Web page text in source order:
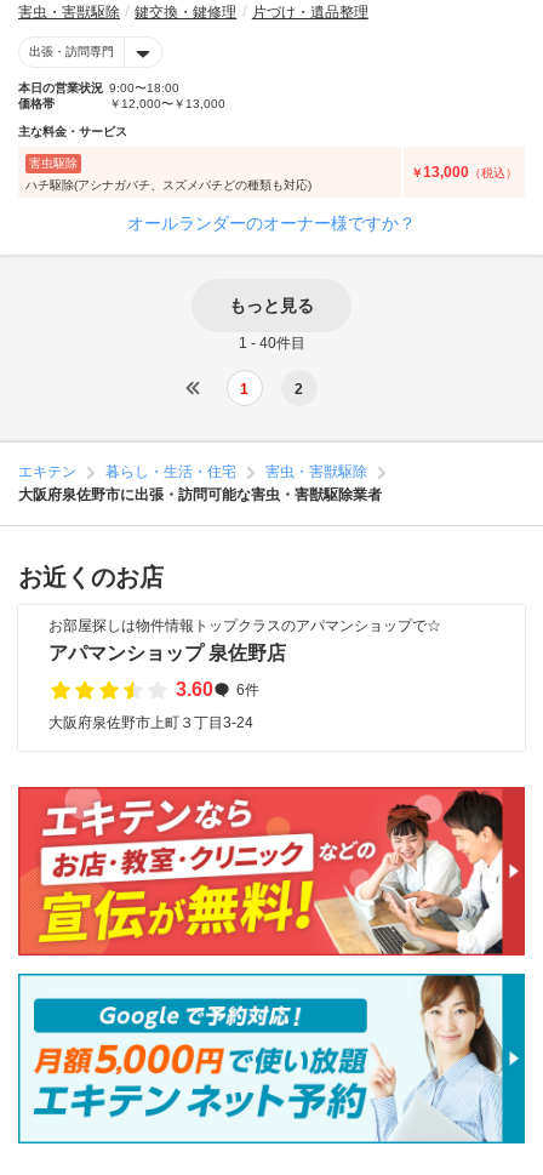
害虫・害獣駆除 鍵交換・鍵修理 片づけ・遺品整理
出張・訪問専門
本日の営業状況 9:00〜18:00
価格帯
￥12,000〜￥13,000
主な料金・サービス
害虫駆除
ハチ駆除(アシナガバチ、スズメバチどの種類も対応)
￥13,000 （税込）
オールランダーのオーナー様ですか？
もっと見る
1 - 40件目
1 2
エキテン 暮らし・生活・住宅
害虫・害獣駆除
大阪府泉佐野市に出張・訪問可能な害虫・害獣駆除業者
お近くのお店
お部屋探しは物件情報トップクラスのアパマンショップで☆
アパマンショップ 泉佐野店
3.60
6件
大阪府泉佐野市上町３丁目3-24